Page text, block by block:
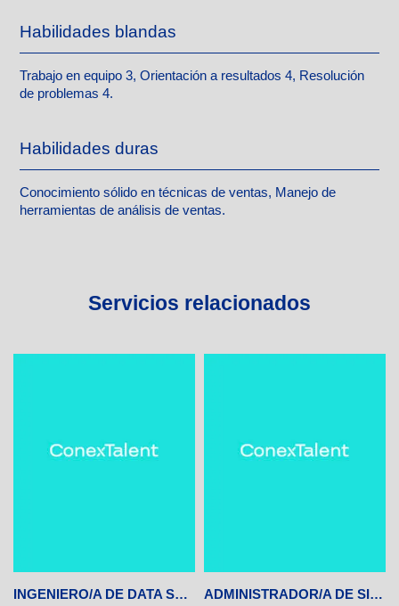
Habilidades blandas
Trabajo en equipo 3, Orientación a resultados 4, Resolución
de problemas 4.
Habilidades duras
Conocimiento sólido en técnicas de ventas, Manejo de
herramientas de análisis de ventas.
Servicios relacionados
INGENIERO/A DE DATA SCIENTIST ADMINISTRADOR/A DE SISTEMAS